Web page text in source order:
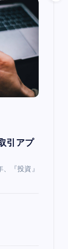
引アプ
『投資』